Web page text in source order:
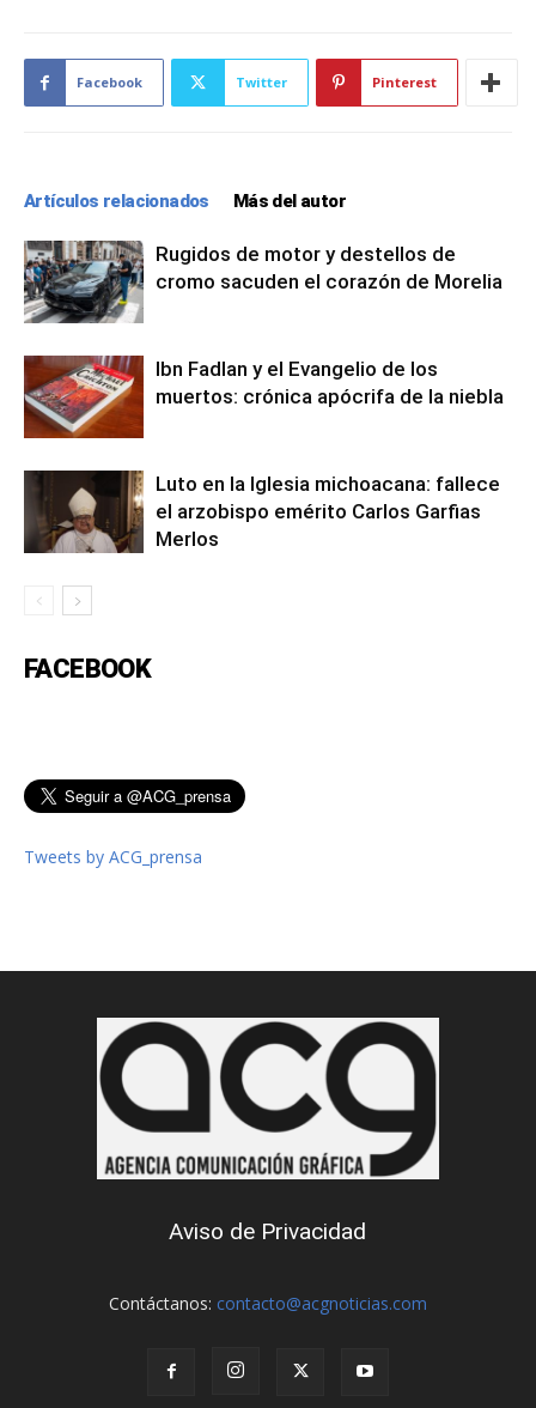
Facebook Twitter Pinterest
Artículos relacionados Más del autor
Rugidos de motor y destellos de
cromo sacuden el corazón de Morelia
Ibn Fadlan y el Evangelio de los
muertos: crónica apócrifa de la niebla
Luto en la Iglesia michoacana: fallece
el arzobispo emérito Carlos Garfias
Merlos
FACEBOOK
Tweets by ACG_prensa
Aviso de Privacidad
Contáctanos: contacto@acgnoticias.com